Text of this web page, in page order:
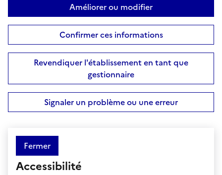
Améliorer ou modifier
Confirmer ces informations
Revendiquer l'établissement en tant que
gestionnaire
Signaler un problème ou une erreur
Fermer
Accessibilité